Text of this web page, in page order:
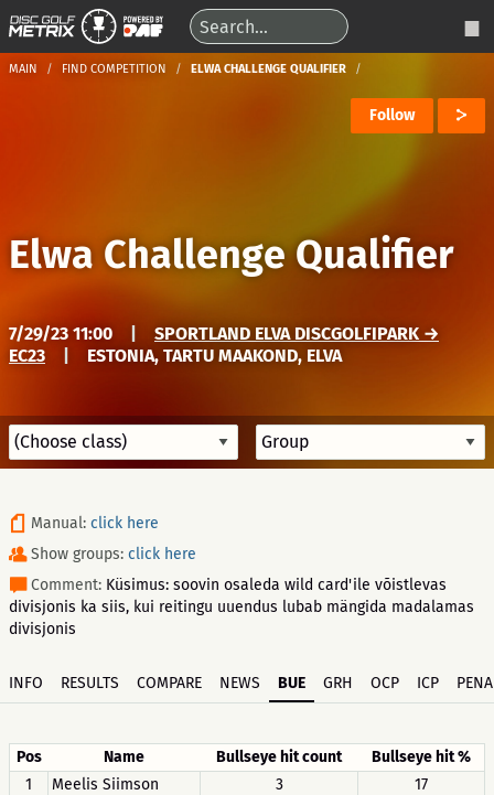
MAIN FIND COMPETITION ELWA CHALLENGE QUALIFIER
Follow
Elwa Challenge Qualifier
7/29/23 11:00
SPORTLAND ELVA DISCGOLFIPARK →
EC23
ESTONIA, TARTU MAAKOND, ELVA
Manual: click here
Show groups: click here
Comment: Küsimus: soovin osaleda wild card'ile võistlevas
divisjonis ka siis, kui reitingu uuendus lubab mängida madalamas
divisjonis
INFO RESULTS COMPARE NEWS BUE GRH OCP ICP
Pos Name Bullseye hit count
Bullseye hit %
1
Meelis Siimson 3
17